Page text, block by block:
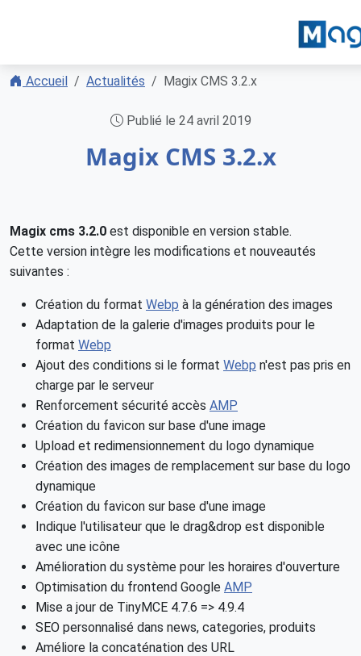
Accueil Actualités Magix CMS 3.2.x
Publié le 24 avril 2019
Magix CMS 3.2.x
Magix cms 3.2.0 est disponible en version stable.
Cette version intègre les modifications et nouveautés
suivantes :
Création du format Webp à la génération des images
Adaptation de la galerie d'images produits pour le
format Webp
Ajout des conditions si le format Webp n'est pas pris en
charge par le serveur
Renforcement sécurité accès AMP
Création du favicon sur base d'une image
Upload et redimensionnement du logo dynamique
Création des images de remplacement sur base du logo
dynamique
Création du favicon sur base d'une image
Indique l'utilisateur que le drag&drop est disponible
avec une icône
Amélioration du système pour les horaires d'ouverture
Optimisation du frontend Google AMP
Mise a jour de TinyMCE 4.7.6 => 4.9.4
SEO personnalisé dans news, categories, produits
Améliore la concaténation des URL